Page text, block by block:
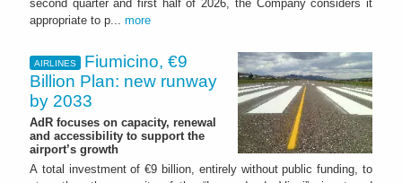
second quarter and first half of 2026, the Company considers it
appropriate to p... more
AIRLINES
Fiumicino, €9
Billion Plan: new runway
by 2033
AdR focuses on capacity, renewal
and accessibility to support the
airport’s growth
A total investment of €9 billion, entirely without public funding, to